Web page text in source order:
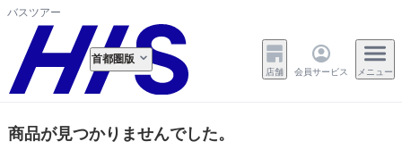
バスツアー
首都圏版
店舗 会員サービス メニュー
商品が見つかりませんでした。